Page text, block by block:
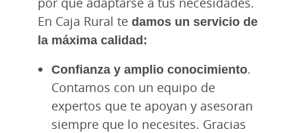
En Caja Rural te damos un servicio de
la máxima calidad:
Confianza y amplio conocimiento.
Contamos con un equipo de
expertos que te apoyan y asesoran
siempre que lo necesites. Gracias